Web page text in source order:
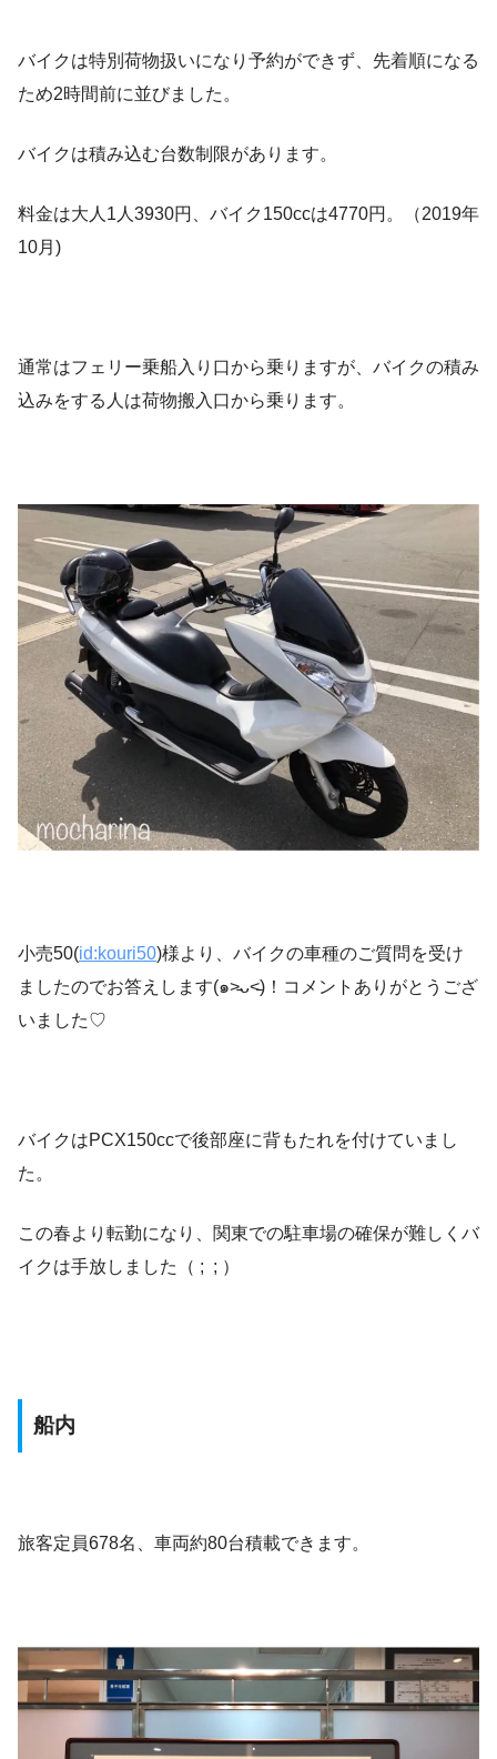
バイクは特別荷物扱いになり予約ができず、先着順になる
ため2時間前に並びました。
バイクは積み込む台数制限があります。
料金は大人1人3930円、バイク150ccは4770円。（2019年
10月)
通常はフェリー乗船入り口から乗りますが、バイクの積み
込みをする人は荷物搬入口から乗ります。
小売50(id:kouri50)様より、バイクの車種のご質問を受け
ましたのでお答えします(๑˃̵ᴗ˂̵)！コメントありがとうござ
いました♡
バイクはPCX150ccで後部座に背もたれを付けていまし
た。
この春より転勤になり、関東での駐車場の確保が難しくバ
イクは手放しました（ ; ; ）
船内
旅客定員678名、車両約80台積載できます。